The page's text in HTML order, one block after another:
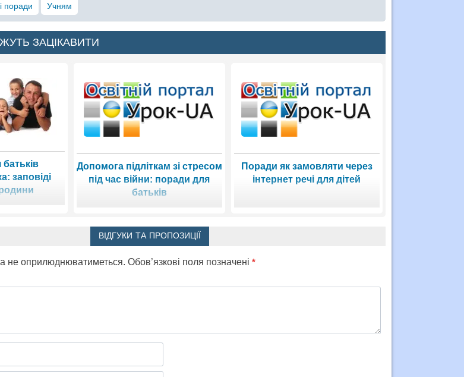
поради Учням
ЗАЦІКАВИТИ
заповіді
Допомога підліткам зі стресом
під час війни: поради для
батьків
Поради як замовляти через
інтернет речі для дітей
ВІДГУКИ ТА ПРОПОЗИЦІЇ
не оприлюднюватиметься. Обов’язкові поля позначені *